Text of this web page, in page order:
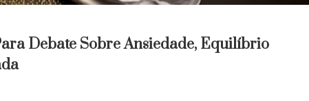
Debate Sobre Ansiedade, Equilíbrio